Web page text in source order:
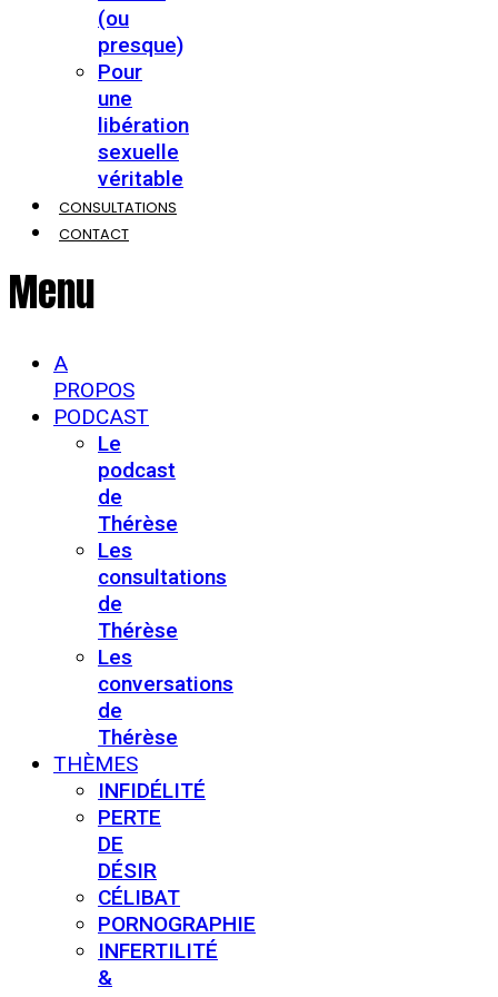
(ou
presque)
Pour
une
libération
sexuelle
véritable
CONSULTATIONS
CONTACT
Menu
A
PROPOS
PODCAST
Le
podcast
de
Thérèse
Les
consultations
de
Thérèse
Les
conversations
de
Thérèse
THÈMES
INFIDÉLITÉ
PERTE
DE
DÉSIR
CÉLIBAT
PORNOGRAPHIE
INFERTILITÉ
&